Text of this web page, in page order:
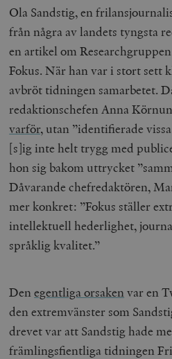
Ola Sandstig, en
från några av landets tyngsta
en artikel om
Fokus. När han var i stort sett
avbröt tidningen samarbetet.
redaktionschefen Anna
varför, utan ”identifierade
[s]ig inte helt trygg med
hon sig bakom uttrycket
Dåvarande chefredaktören,
mer konkret: ”Fokus ställer
intellektuell hederlighet,
språklig kvalitet.”
Denegentliga orsakenvar en
den extremvänster som
drevet var att Sandstig hade
främlingsfientliga tidningen